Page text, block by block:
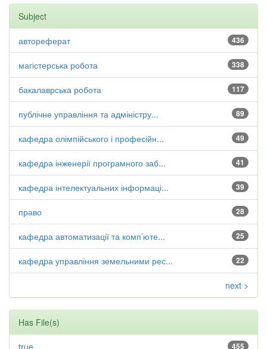
Subject
436
автореферат
338
магістерська робота
117
бакалаврська робота
89
публічне управління та адміністру...
49
кафедра олімпійського і професійн...
41
кафедра інженерії програмного заб...
39
кафедра інтелектуальних інформаці...
28
право
25
кафедра автоматизації та комп’юте...
22
кафедра управління земельними рес...
next >
Has File(s)
455
true